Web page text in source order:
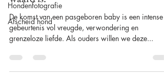
Hondenfotografie
Afscheid hond
Waarom newbornfotografie de
waard is.
De komst van een pasgeboren baby is een intense
gebeurtenis vol vreugde, verwondering en